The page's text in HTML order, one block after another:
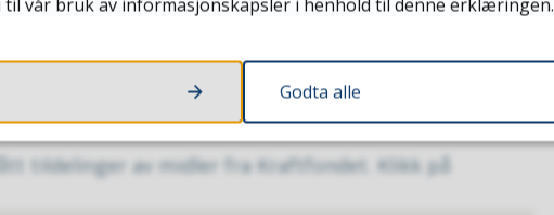
tildelinger av midler fra Kraftfondet. Klikk på
Godta alle